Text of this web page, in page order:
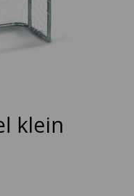
klein